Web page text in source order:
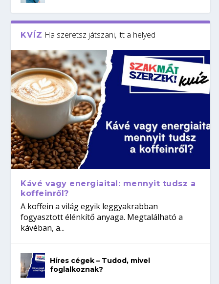
KVÍZ Ha szeretsz játszani, itt a helyed
Kávé vagy energiaital: mennyit tudsz a
koffeinről?
A koffein a világ egyik leggyakrabban
fogyasztott élénkítő anyaga. Megtalálható a
kávéban, a...
Híres cégek – Tudod, mivel
foglalkoznak?